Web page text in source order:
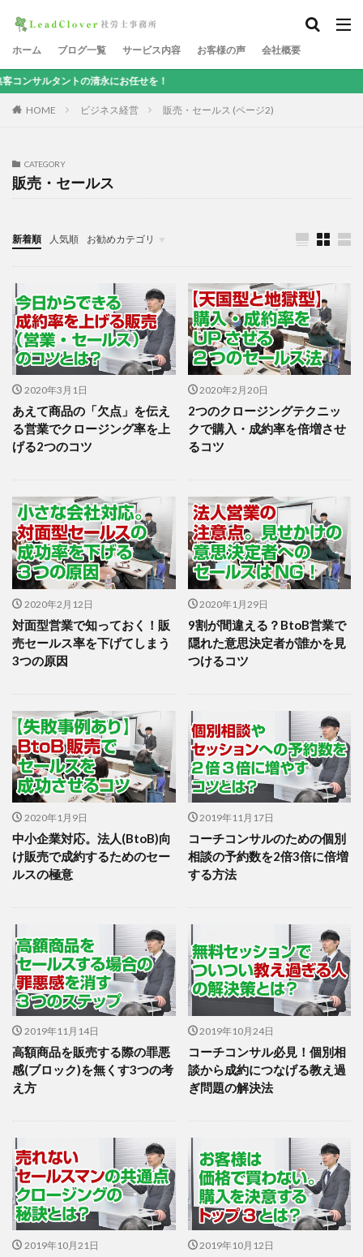
ホーム ブログ一覧 サービス内容 お客様の声 会社概要
タントの清永にお任せを！
HOME ビジネス経営 販売・セールス (ページ2)
CATEGORY
販売・セールス
新着順 人気順 お勧めカテゴリ
社員満足経営
2020年3月1日
あえて商品の「欠点」を伝え
る営業でクロージング率を上
げる2つのコツ
2020年2月20日
2つのクロージングテクニッ
クで購入・成約率を倍増させ
るコツ
2020年2月12日
対面型営業で知っておく！販
売セールス率を下げてしまう
3つの原因
2020年1月29日
9割が間違える？BtoB営業で
隠れた意思決定者が誰かを見
つけるコツ
2020年1月9日
中小企業対応。法人(BtoB)向
け販売で成約するためのセー
ルスの極意
2019年11月17日
コーチコンサルのための個別
相談の予約数を2倍3倍に倍増
する方法
2019年11月14日
高額商品を販売する際の罪悪
感(ブロック)を無くす3つの考
え方
2019年10月24日
コーチコンサル必見！個別相
談から成約につなげる教え過
ぎ問題の解決法
2019年10月21日 2019年10月12日